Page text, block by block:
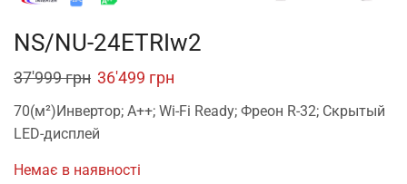
NS/NU-24ETRIw2
37'999грн Original
was:
36'499 грн
price
70(м²)Инвертор; A++; Wi-Fi Ready; Фреон R-32; Скрытый
LED-дисплей
Немає в наявності